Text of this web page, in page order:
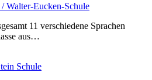
Walter-Eucken-Schule
11 verschiedene Sprachen
aus…
Schule